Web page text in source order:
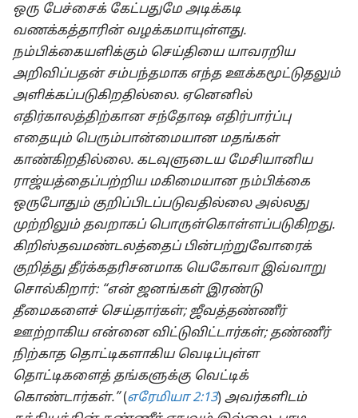
ஒரு பேச்சைக் கேட்பதுமே அடிக்கடி
வணக்கத்தாரின் வழக்கமாயுள்ளது.
நம்பிக்கையளிக்கும் செய்தியை யாவரறிய
அறிவிப்பதன் சம்பந்தமாக எந்த ஊக்கமூட்டுதலும்
அளிக்கப்படுகிறதில்லை. ஏனெனில்
எதிர்காலத்திற்கான சந்தோஷ எதிர்பார்ப்பு
எதையும் பெரும்பான்மையான மதங்கள்
காண்கிறதில்லை. கடவுளுடைய மேசியானிய
ராஜ்யத்தைப்பற்றிய மகிமையான நம்பிக்கை
ஒருபோதும் குறிப்பிடப்படுவதில்லை அல்லது
முற்றிலும் தவறாகப் பொருள்கொள்ளப்படுகிறது.
கிறிஸ்தவமண்டலத்தைப் பின்பற்றுவோரைக்
குறித்து தீர்க்கதரிசனமாக யெகோவா இவ்வாறு
சொல்கிறார்: “என் ஜனங்கள் இரண்டு
தீமைகளைச் செய்தார்கள்; ஜீவத்தண்ணீர்
ஊற்றாகிய என்னை விட்டுவிட்டார்கள்; தண்ணீர்
நிற்காத தொட்டிகளாகிய வெடிப்புள்ள
தொட்டிகளைத் தங்களுக்கு வெட்டிக்
கொண்டார்கள்.”(எரேமியா 2:13) அவர்களிடம்